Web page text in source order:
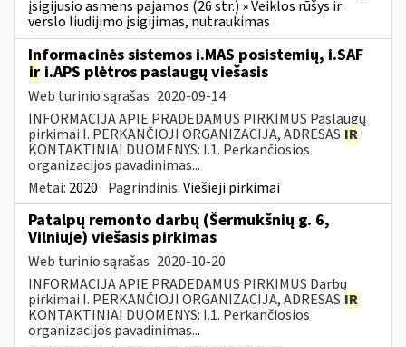
įsigijusio asmens pajamos (26 str.) » Veiklos rūšys ir
verslo liudijimo įsigijimas, nutraukimas
Informacinės sistemos i.MAS posistemių, i.SAF
ir i.APS plėtros paslaugų viešasis
Web turinio sąrašas 2020-09-14
INFORMACIJA APIE PRADEDAMUS PIRKIMUS Paslaugų
pirkimai I. PERKANČIOJI ORGANIZACIJA, ADRESAS IR
KONTAKTINIAI DUOMENYS: I.1. Perkančiosios
organizacijos pavadinimas...
Metai: 2020 Pagrindinis:Viešieji pirkimai
Patalpų remonto darbų (Šermukšnių g. 6,
Vilniuje) viešasis pirkimas
Web turinio sąrašas 2020-10-20
INFORMACIJA APIE PRADEDAMUS PIRKIMUS Darbų
pirkimai I. PERKANČIOJI ORGANIZACIJA, ADRESAS IR
KONTAKTINIAI DUOMENYS: I.1. Perkančiosios
organizacijos pavadinimas...